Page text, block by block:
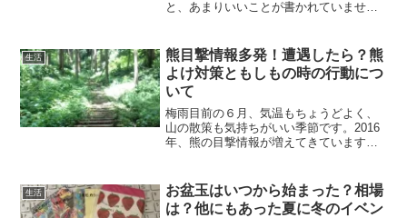
と、あまりいいことが書かれていませ
るので、人の出入りが激しいのかなと心
配になります。以前、実際にア...
生活
熊目撃情報多発！遭遇したら？熊
よけ対策ともしもの時の行動につ
いて
梅雨目前の６月、気温もちょうどよく、
山の散策も気持ちがいい季節です。2016
年、熊の目撃情報が増えてきています。
のですが、今年は春にも多いような気が
しています。目撃され...
生活
お盆玉はいつから始まった？相場
は？他にもあった夏に冬のイベン